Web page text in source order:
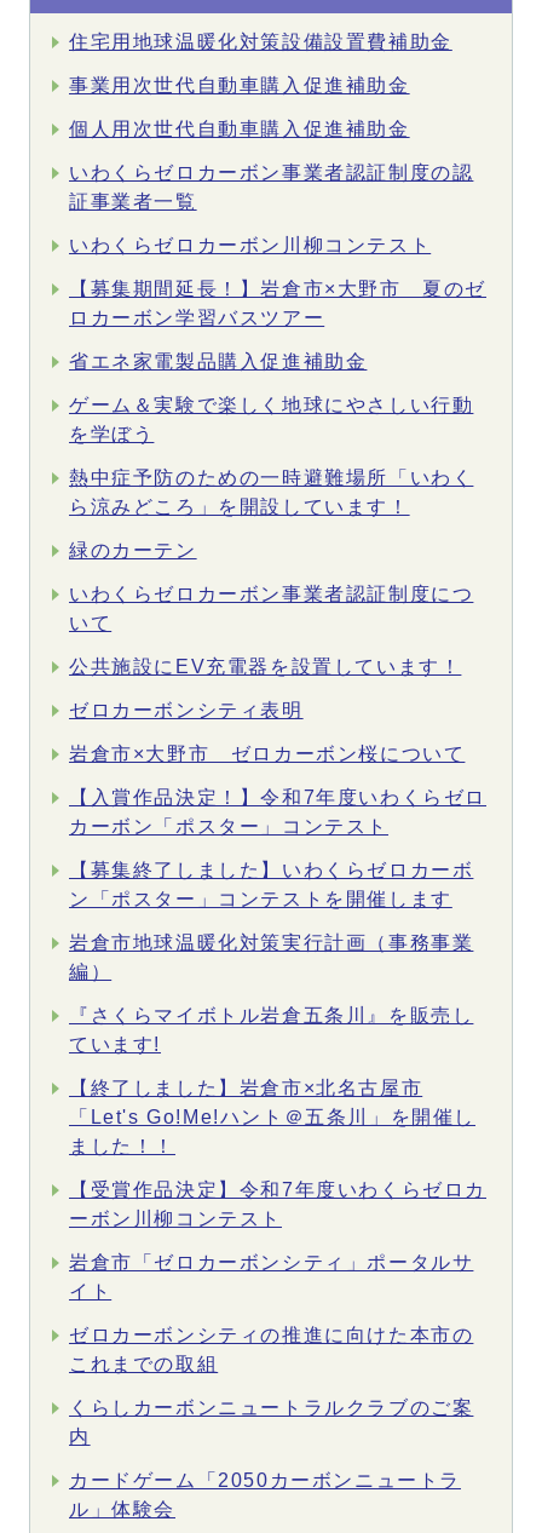
住宅用地球温暖化対策設備設置費補助金
事業用次世代自動車購入促進補助金
個人用次世代自動車購入促進補助金
いわくらゼロカーボン事業者認証制度の認
証事業者一覧
いわくらゼロカーボン川柳コンテスト
【募集期間延長！】岩倉市×大野市 夏のゼ
ロカーボン学習バスツアー
省エネ家電製品購入促進補助金
ゲーム＆実験で楽しく地球にやさしい行動
を学ぼう
熱中症予防のための一時避難場所「いわく
ら涼みどころ」を開設しています！
緑のカーテン
いわくらゼロカーボン事業者認証制度につ
いて
公共施設にEV充電器を設置しています！
ゼロカーボンシティ表明
岩倉市×大野市 ゼロカーボン桜について
【入賞作品決定！】令和7年度いわくらゼロ
カーボン「ポスター」コンテスト
【募集終了しました】いわくらゼロカーボ
ン「ポスター」コンテストを開催します
岩倉市地球温暖化対策実行計画（事務事業
編）
『さくらマイボトル岩倉五条川』を販売し
ています!
【終了しました】岩倉市×北名古屋市
「Let's Go!Me!ハント＠五条川」を開催し
ました！！
【受賞作品決定】令和7年度いわくらゼロカ
ーボン川柳コンテスト
岩倉市「ゼロカーボンシティ」ポータルサ
イト
ゼロカーボンシティの推進に向けた本市の
これまでの取組
くらしカーボンニュートラルクラブのご案
内
カードゲーム「2050カーボンニュートラ
ル」体験会